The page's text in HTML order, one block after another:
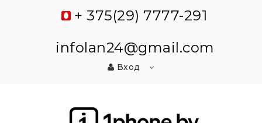
+ 375(29) 7777-291
infolan24@gmail.com
Вход